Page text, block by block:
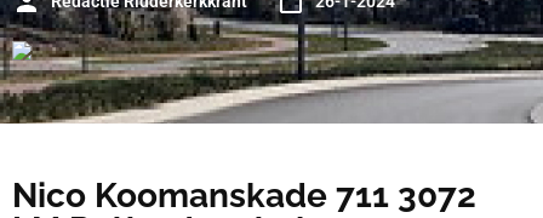
Nico Koomanskade 711 3072